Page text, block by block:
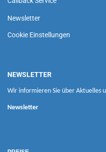
Newsletter
Cookie Einstellungen
NEWSLETTER
Wir informieren Sie über Aktuelles
Newsletter